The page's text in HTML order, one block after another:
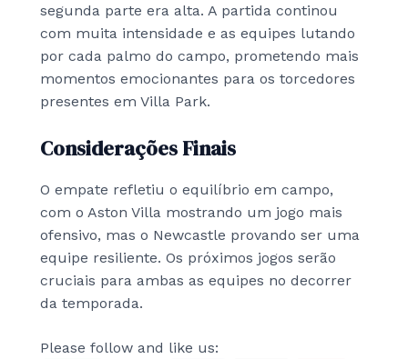
segunda parte era alta. A partida continou
com muita intensidade e as equipes lutando
por cada palmo do campo, prometendo mais
momentos emocionantes para os torcedores
presentes em Villa Park.
Considerações Finais
O empate refletiu o equilíbrio em campo,
com o Aston Villa mostrando um jogo mais
ofensivo, mas o Newcastle provando ser uma
equipe resiliente. Os próximos jogos serão
cruciais para ambas as equipes no decorrer
da temporada.
Please follow and like us: